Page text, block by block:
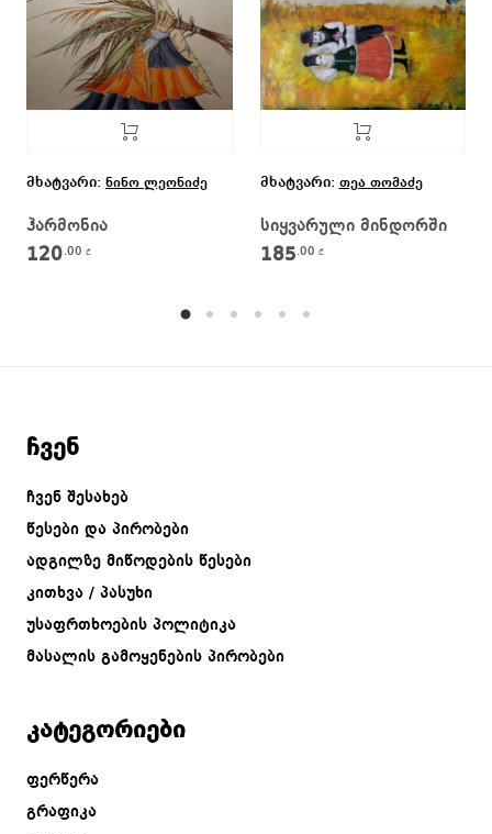
მხატვარი: ნინო ლეონიძე
ჰარმონია
120.00 ₾
მხატვარი: თეა თომაძე
სიყვარული მინდორში
185.00₾
ჩვენ
ჩვენ შესახებ
წესები და პირობები
ადგილზე მიწოდების წესები
კითხვა / პასუხი
უსაფრთხოების პოლიტიკა
მასალის გამოყენების პირობები
კატეგორიები
ფერწერა
გრაფიკა